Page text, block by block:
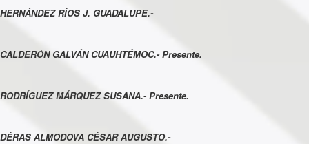
HERNÁNDEZ RÍOS J. GUADALUPE.-
CALDERÓN GALVÁN CUAUHTÉMOC.- Presente.
RODRÍGUEZ MÁRQUEZ SUSANA.- Presente.
DÉRAS ALMODOVA CÉSAR AUGUSTO.-